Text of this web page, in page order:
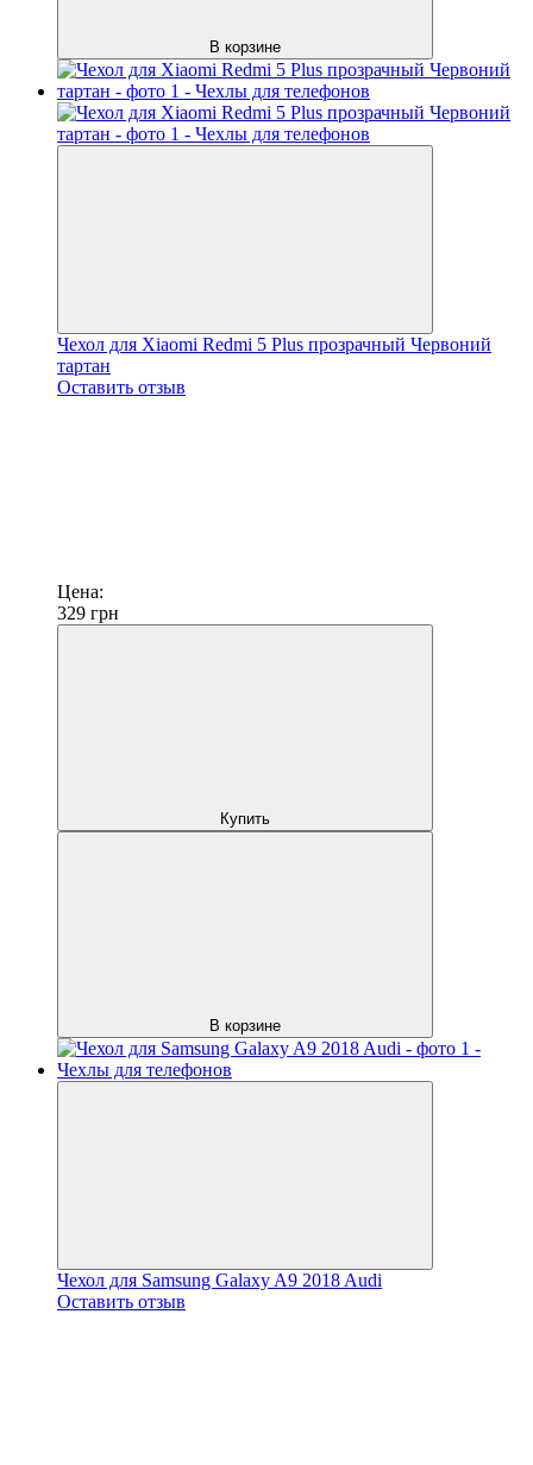
В корзине
Чехол для Xiaomi Redmi 5 Plus прозрачный Червоний
тартан
Оставить отзыв
Цена:
329 грн
Купить
В корзине
Чехол для Samsung Galaxy A9 2018 Audi
Оставить отзыв